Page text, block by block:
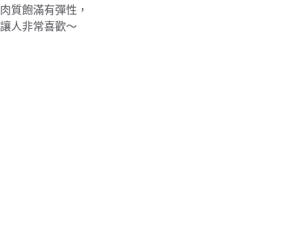
肉質飽滿有彈性，
讓人非常喜歡～